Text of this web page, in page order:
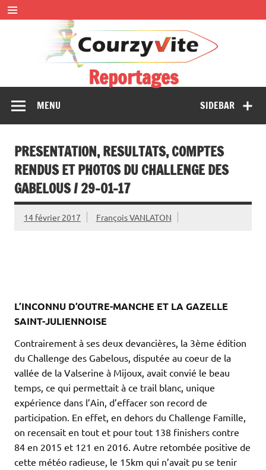
Skip
to
content
Reportages
SIDEBAR
MENU
PRESENTATION, RESULTATS, COMPTES
RENDUS ET PHOTOS DU CHALLENGE DES
GABELOUS / 29-01-17
14 février 2017 François VANLATON
L’INCONNU D’OUTRE-MANCHE ET LA GAZELLE
SAINT-JULIENNOISE
Contrairement à ses deux devancières, la 3ème édition
du Challenge des Gabelous, disputée au coeur de la
vallée de la Valserine à Mijoux, avait convié le beau
temps, ce qui permettait à ce trail blanc, unique
expérience dans l’Ain, d’effacer son record de
participation. En effet, en dehors du Challenge Famille,
on recensait en tout et pour tout 138 finishers contre
84 en 2015 et 121 en 2016. Autre retombée positive de
cette météo radieuse, le 15km qui n’avait pu se tenir